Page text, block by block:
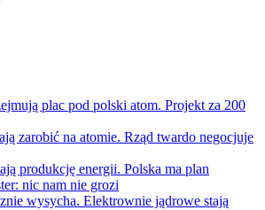
plac pod polski atom. Projekt za 200
zarobić na atomie. Rząd twardo negocjuje
produkcję energii. Polska ma plan
nic nam nie grozi
wysycha. Elektrownie jądrowe stają